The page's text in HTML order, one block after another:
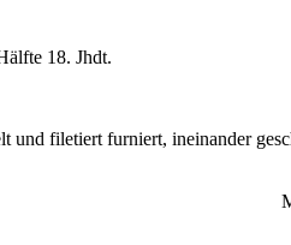
18. Jhdt.
und filetiert furniert, ineinander